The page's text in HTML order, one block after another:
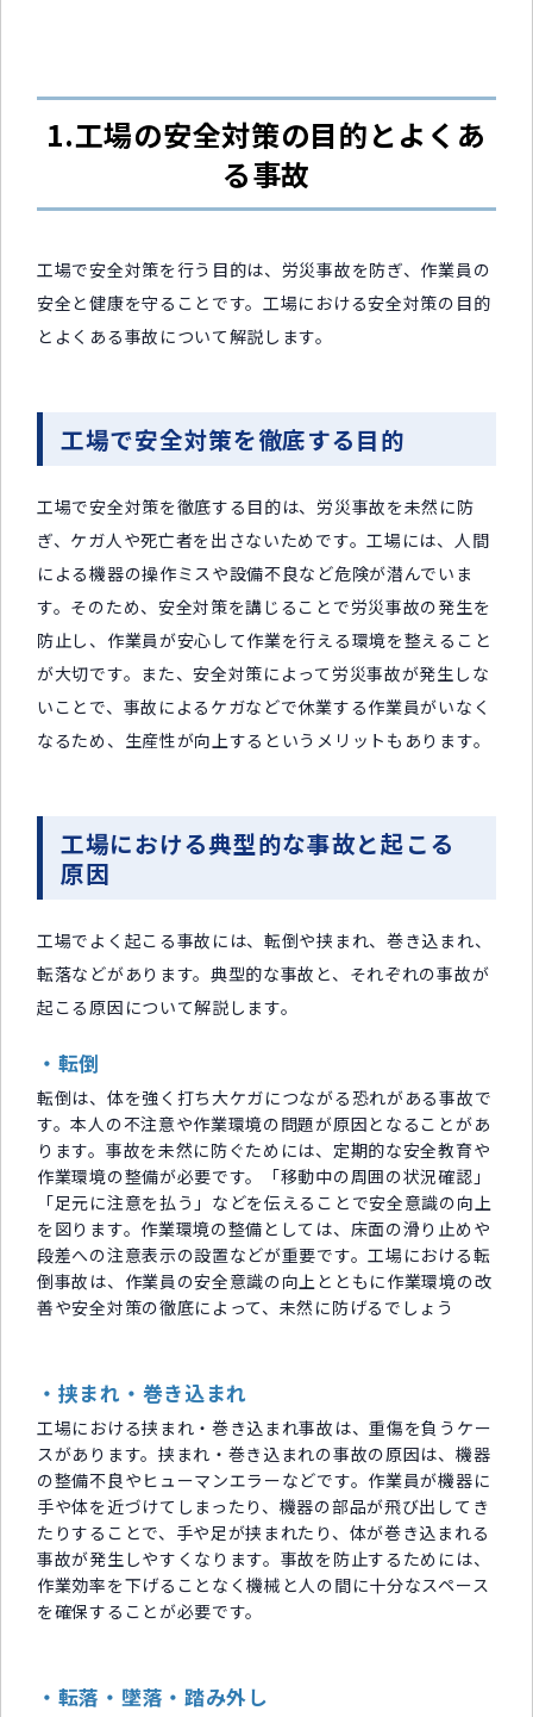
1.工場の安全対策の目的とよくあ
る事故
工場で安全対策を行う目的は、労災事故を防ぎ、作業員の
安全と健康を守ることです。工場における安全対策の目的
とよくある事故について解説します。
工場で安全対策を徹底する目的
工場で安全対策を徹底する目的は、労災事故を未然に防
ぎ、ケガ人や死亡者を出さないためです。工場には、人間
による機器の操作ミスや設備不良など危険が潜んでいま
す。そのため、安全対策を講じることで労災事故の発生を
防止し、作業員が安心して作業を行える環境を整えること
が大切です。また、安全対策によって労災事故が発生しな
いことで、事故によるケガなどで休業する作業員がいなく
なるため、生産性が向上するというメリットもあります。
工場における典型的な事故と起こる
原因
工場でよく起こる事故には、転倒や挟まれ、巻き込まれ、
転落などがあります。典型的な事故と、それぞれの事故が
起こる原因について解説します。
・転倒
転倒は、体を強く打ち大ケガにつながる恐れがある事故で
す。本人の不注意や作業環境の問題が原因となることがあ
ります。事故を未然に防ぐためには、定期的な安全教育や
作業環境の整備が必要です。「移動中の周囲の状況確認」
「足元に注意を払う」などを伝えることで安全意識の向上
を図ります。作業環境の整備としては、床面の滑り止めや
段差への注意表示の設置などが重要です。工場における転
倒事故は、作業員の安全意識の向上とともに作業環境の改
善や安全対策の徹底によって、未然に防げるでしょう
・挟まれ・巻き込まれ
工場における挟まれ・巻き込まれ事故は、重傷を負うケー
スがあります。挟まれ・巻き込まれの事故の原因は、機器
の整備不良やヒューマンエラーなどです。作業員が機器に
手や体を近づけてしまったり、機器の部品が飛び出してき
たりすることで、手や足が挟まれたり、体が巻き込まれる
事故が発生しやすくなります。事故を防止するためには、
作業効率を下げることなく機械と人の間に十分なスペース
を確保することが必要です。
・転落・墜落・踏み外し